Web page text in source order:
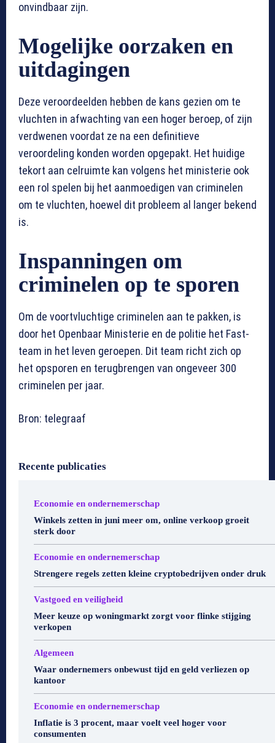
onvindbaar zijn.
Mogelijke oorzaken en
uitdagingen
Deze veroordeelden hebben de kans gezien om te
vluchten in afwachting van een hoger beroep, of zijn
verdwenen voordat ze na een definitieve
veroordeling konden worden opgepakt. Het huidige
tekort aan celruimte kan volgens het ministerie ook
een rol spelen bij het aanmoedigen van criminelen
om te vluchten, hoewel dit probleem al langer bekend
is.
Inspanningen om
criminelen op te sporen
Om de voortvluchtige criminelen aan te pakken, is
door het Openbaar Ministerie en de politie het Fast-
team in het leven geroepen. Dit team richt zich op
het opsporen en terugbrengen van ongeveer 300
criminelen per jaar.
Bron: telegraaf
Recente publicaties
Economie en ondernemerschap
Winkels zetten in juni meer om, online verkoop groeit
sterk door
Economie en ondernemerschap
Strengere regels zetten kleine cryptobedrijven onder druk
Vastgoed en veiligheid
Meer keuze op woningmarkt zorgt voor flinke stijging
verkopen
Algemeen
Waar ondernemers onbewust tijd en geld verliezen op
kantoor
Economie en ondernemerschap
Inflatie is 3 procent, maar voelt veel hoger voor
consumenten